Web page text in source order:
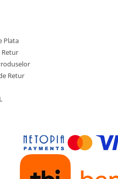
Plata
Retur
Retur